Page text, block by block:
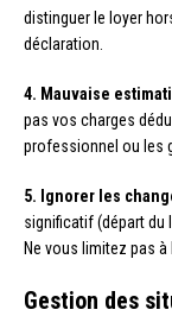
distinguer le loyer
déclaration.
4. Mauvaise
pas vos charges
professionnel ou les
5. Ignorer les
significatif (départ du
Ne vous limitez pas
Gestion des